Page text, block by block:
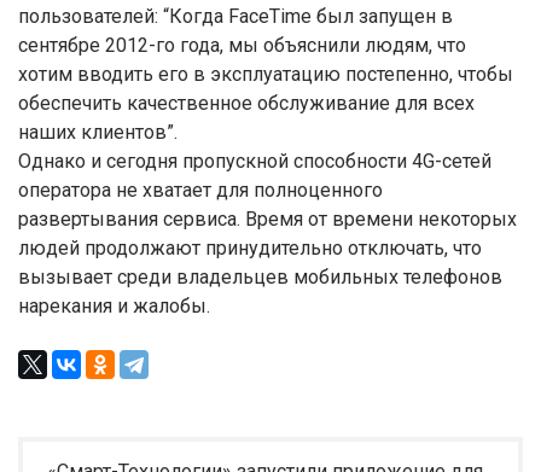
пользователей: “Когда FaceTime был запущен в
сентябре 2012-го года, мы объяснили людям, что
хотим вводить его в эксплуатацию постепенно, чтобы
обеспечить качественное обслуживание для всех
наших клиентов”.
Однако и сегодня пропускной способности 4G-сетей
оператора не хватает для полноценного
развертывания сервиса. Время от времени некоторых
людей продолжают принудительно отключать, что
вызывает среди владельцев мобильных телефонов
нарекания и жалобы.